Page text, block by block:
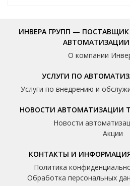
ИНВЕРА ГРУПП —
АВТОМАТИЗАЦИИ
О компании
УСЛУГИ ПО
Услуги по внедрению и
НОВОСТИ АВТОМАТИЗАЦИИ
Новости
Акции
КОНТАКТЫ И ИНФОРМАЦИЯ
Политика
Обработка персональных